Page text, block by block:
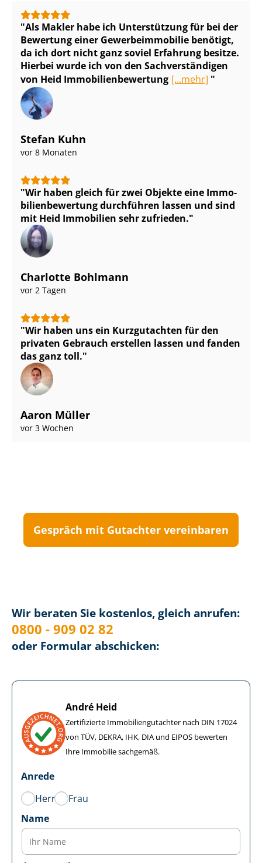
Als Makler habe ich Unterstützung für bei der
Bewertung einer Ge­wer­be­im­mo­bi­lie benötigt,
da ich dort nicht ganz soviel Erfahrung besitze.
Hierbei wurde ich von den Sach­ver­stän­di­gen
von Heid Im­mo­bi­li­en­be­wer­tung [...mehr]
Stefan Kuhn
vor 8 Monaten
Wir haben gleich für zwei Objekte eine Im­mo­
bi­li­en­be­wer­tung durchführen lassen und sind
mit Heid Immobilien sehr zufrieden.
Charlotte Bohlmann
vor 2 Tagen
Wir haben uns ein Kurzgutachten für den
privaten Gebrauch erstellen lassen und fanden
das ganz toll.
Aaron Müller
vor 3 Wochen
Gespräch mit Gutachter vereinbaren
Wir beraten Sie kostenlos, gleich anrufen:
0800 - 909 02 82
oder Formular abschicken:
André Heid
Zertifizierte Im­mo­bi­li­en­gut­ach­ter nach DIN 17024
von TÜV, DEKRA, IHK, DIA und EIPOS bewerten
Ihre Immobilie sachgemäß.
Anrede
Herr
Frau
Name